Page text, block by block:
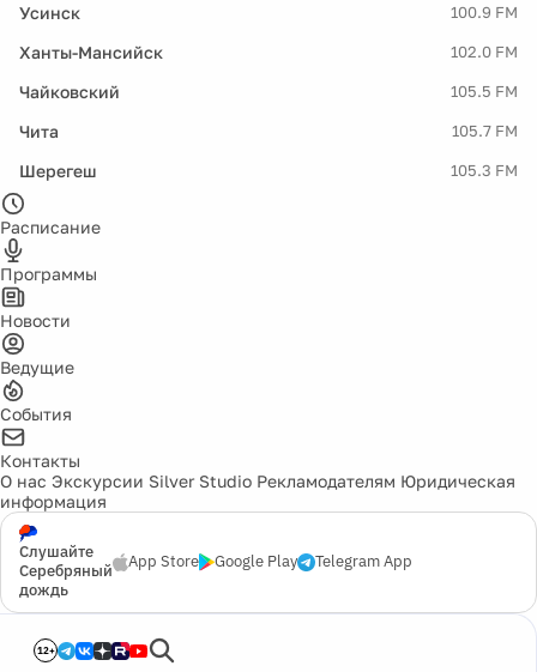
Усинск 100.9 FM
Ханты-Мансийск 102.0 FM
Чайковский 105.5 FM
Чита 105.7 FM
Шерегеш 105.3 FM
Расписание
Программы
Новости
Ведущие
События
Контакты
О нас Экскурсии Silver Studio Рекламодателям Юридическая
информация
Слушайте
Серебряный
дождь
App Store Google Play Telegram App
12+